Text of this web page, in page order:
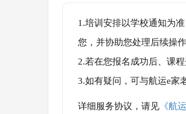
1.培训安排以学校通知为
您，并协助您处理后续操
2.若在您报名成功后、课
3.如有疑问，可与航运e家
详细服务协议，请见 《航